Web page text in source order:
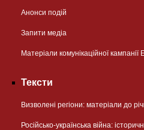
Анонси подій
Запити медіа
Матеріали комунікаційної кампанії
Тексти
Визволені регіони: матеріали до
Російсько-українська війна: